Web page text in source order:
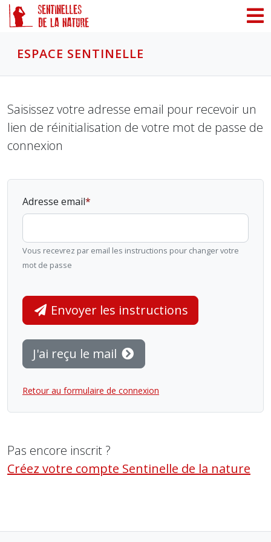
ESPACE SENTINELLE
Saisissez votre adresse email pour recevoir un
lien de réinitialisation de votre mot de passe de
connexion
Adresse email
Vous recevrez par email les instructions pour changer votre
mot de passe
Envoyer les instructions
J'ai reçu le mail
Retour au formulaire de connexion
Pas encore inscrit ?
Créez votre compte Sentinelle de la nature
Panneau de gestion des cookies